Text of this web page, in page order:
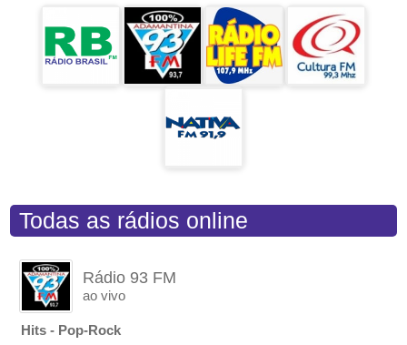
Todas as rádios online
Rádio 93 FM
ao vivo
Hits - Pop-Rock